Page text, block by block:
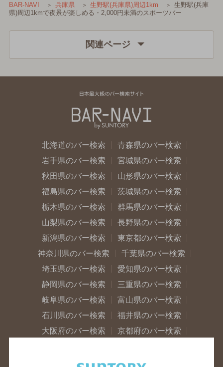
BAR-NAVI 兵庫県 生野駅(兵庫県)周辺1km
生野駅(兵庫
県)周辺1kmで夜景が楽しめる・2,000円未満のスポーツバー
関連ページ
北海道のバー検索
青森県のバー検索
岩手県のバー検索
宮城県のバー検索
秋田県のバー検索
山形県のバー検索
福島県のバー検索
茨城県のバー検索
栃木県のバー検索
群馬県のバー検索
山梨県のバー検索
長野県のバー検索
新潟県のバー検索
東京都のバー検索
神奈川県のバー検索
千葉県のバー検索
埼玉県のバー検索
愛知県のバー検索
静岡県のバー検索
三重県のバー検索
岐阜県のバー検索
富山県のバー検索
石川県のバー検索
福井県のバー検索
大阪府のバー検索
京都府のバー検索
滋賀県のバー検索
和歌山県のバー検索